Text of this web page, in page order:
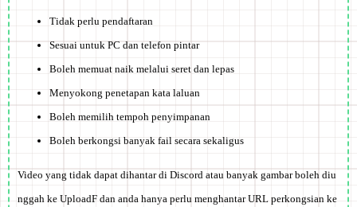
Tidak perlu pendaftaran
Sesuai untuk PC dan telefon pintar
Boleh memuat naik melalui seret dan lepas
Menyokong penetapan kata laluan
Boleh memilih tempoh penyimpanan
Boleh berkongsi banyak fail secara sekaligus
Video yang tidak dapat dihantar di Discord atau banyak gambar boleh diu
nggah ke UploadF dan anda hanya perlu menghantar URL perkongsian ke